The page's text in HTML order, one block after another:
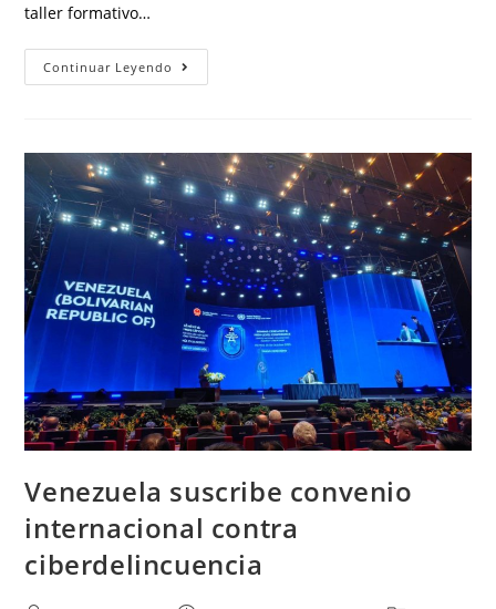
taller formativo…
Continuar Leyendo
Venezuela suscribe convenio
internacional contra
ciberdelincuencia